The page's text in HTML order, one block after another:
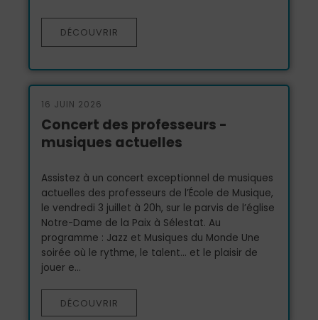
DÉCOUVRIR
16 JUIN 2026
Concert des professeurs -
musiques actuelles
Assistez à un concert exceptionnel de musiques
actuelles des professeurs de l’École de Musique,
le vendredi 3 juillet à 20h, sur le parvis de l’église
Notre-Dame de la Paix à Sélestat. Au
programme : Jazz et Musiques du Monde Une
soirée où le rythme, le talent... et le plaisir de
jouer e...
DÉCOUVRIR